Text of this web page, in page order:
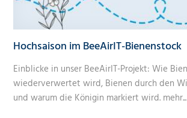
Hochsaison im BeeAirIT-Bienenstock
Einblicke in unser BeeAirIT-Projekt: Wie
wiederverwertet wird, Bienen durch den
und warum die Königin markiert wird. mehr...